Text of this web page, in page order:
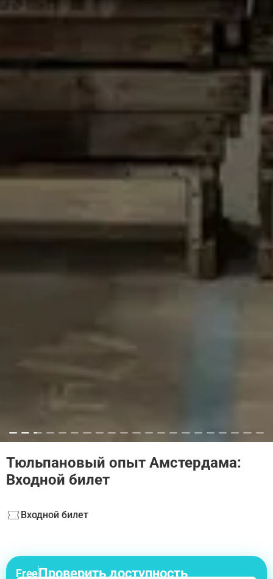
Тюльпановый опыт Амстердама:
Входной билет
Входной билет
FreeПроверить доступность